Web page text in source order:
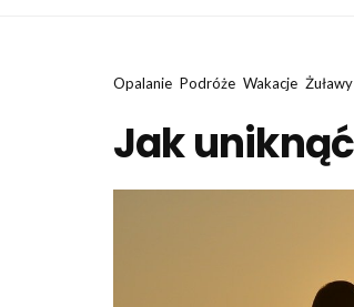
Opalanie Podróże Wakacje
Jak